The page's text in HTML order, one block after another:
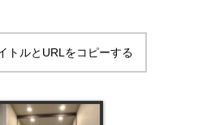
トルとURLをコピーする